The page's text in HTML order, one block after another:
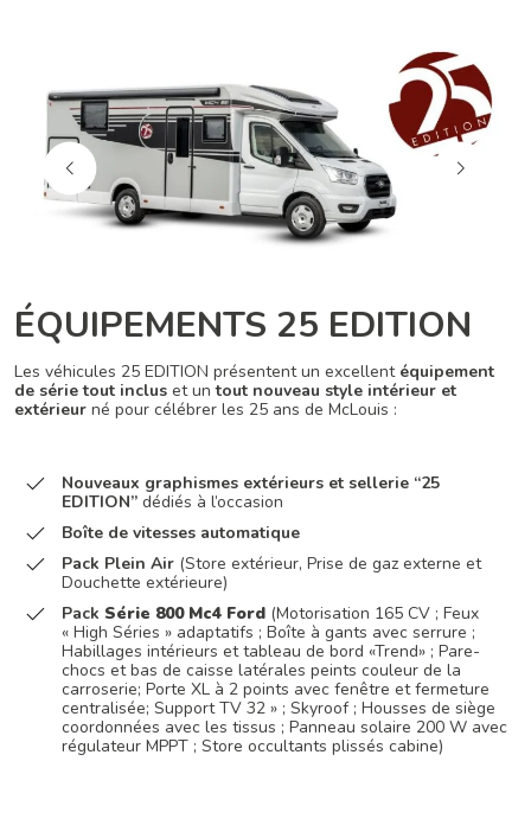
ÉQUIPEMENTS 25 EDITION
Les véhicules 25 EDITION présentent un excellent équipement
de série tout inclus et untout nouveau style intérieur et
extérieur né pour célébrer les 25 ans de McLouis :
Nouveaux graphismes extérieurs et sellerie “25
EDITION” dédiés à l’occasion
Boîte de vitesses automatique
Pack Plein Air (Store extérieur, Prise de gaz externe et
Douchette extérieure)
Pack Série 800 Mc4 Ford (Motorisation 165 CV ; Feux
« High Séries » adaptatifs ; Boîte à gants avec serrure ;
Habillages intérieurs et tableau de bord «Trend» ; Pare-
chocs et bas de caisse latérales peints couleur de la
carroserie; Porte XL à 2 points avec fenêtre et fermeture
centralisée; Support TV 32 » ; Skyroof ; Housses de siège
coordonnées avec les tissus ; Panneau solaire 200 W avec
régulateur MPPT ; Store occultants plissés cabine)